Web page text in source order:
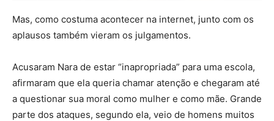
Mas, como costuma acontecer na internet, junto com os
aplausos também vieram os julgamentos.
Acusaram Nara de estar “inapropriada” para uma escola,
afirmaram que ela queria chamar atenção e chegaram até
a questionar sua moral como mulher e como mãe. Grande
parte dos ataques, segundo ela, veio de homens muitos